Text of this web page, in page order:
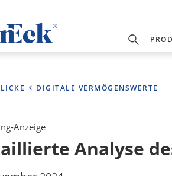
DIGITALE VERMÖGENSWERTE
Anzeige
Analyse